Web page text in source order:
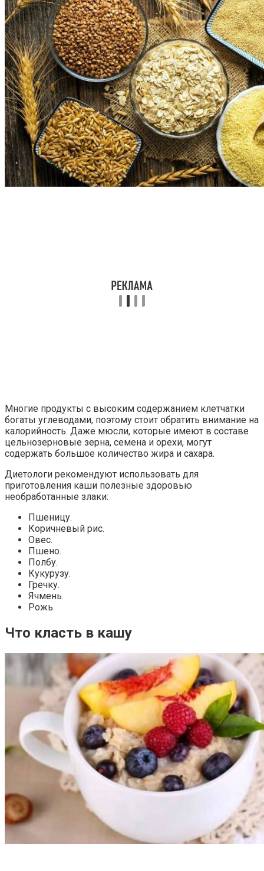
Многие продукты с высоким содержанием клетчатки
богаты углеводами, поэтому стоит обратить внимание на
калорийность. Даже мюсли, которые имеют в составе
цельнозерновые зерна, семена и орехи, могут
содержать большое количество жира и сахара.
Диетологи рекомендуют использовать для
приготовления каши полезные здоровью
необработанные злаки:
Пшеницу.
Коричневый рис.
Овес.
Пшено.
Полбу.
Кукурузу.
Гречку.
Ячмень.
Рожь.
Что класть в кашу